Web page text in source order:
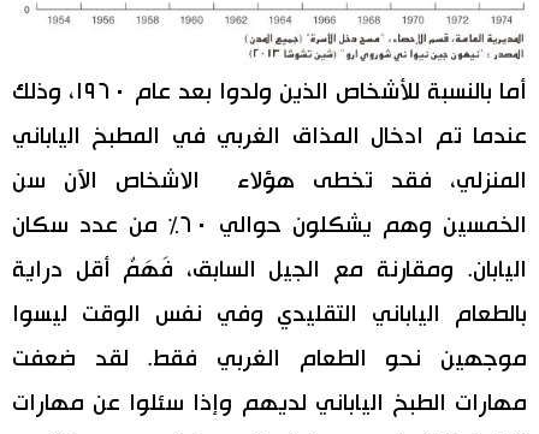
أما بالنسبة للأشخاص الذين ولدوا بعد عام ١٩٦٠، وذلك
عندما تم ادخال المذاق الغربي في المطبخ الياباني
المنزلي، فقد تخطى هؤلاء الاشخاص الآن سن
الخمسين وهم يشكلون حوالي ٦٠٪ من عدد سكان
اليابان. ومقارنة مع الجيل السابق، فَهَمٌ أقل دراية
بالطعام الياباني التقليدي وفي نفس الوقت ليسوا
موجهين نحو الطعام الغربي فقط. لقد ضعفت
مهارات الطبخ الياباني لديهم وإذا سئلوا عن مهارات